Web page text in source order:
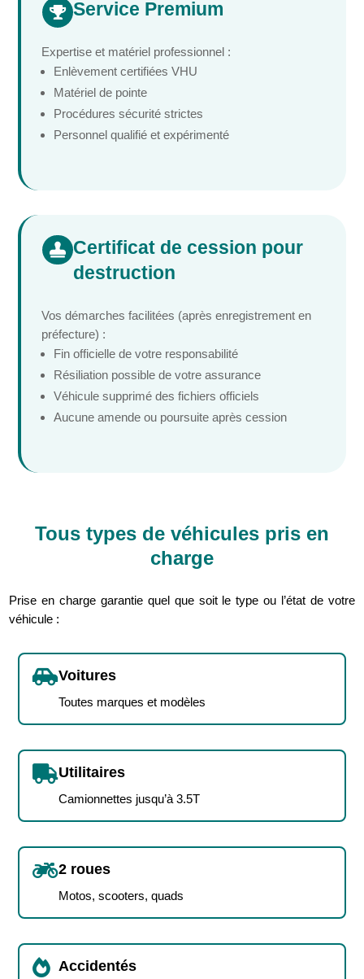
 Service Premium
Expertise et matériel professionnel :
Enlèvement certifiées VHU
Matériel de pointe
Procédures sécurité strictes
Personnel qualifié et expérimenté
 Certificat de cession pour
destruction
Vos démarches facilitées (après enregistrement en
préfecture) :
Fin officielle de votre responsabilité
Résiliation possible de votre assurance
Véhicule supprimé des fichiers officiels
Aucune amende ou poursuite après cession
Tous types de véhicules pris en
charge
Prise en charge garantie quel que soit le type ou l’état de votre
véhicule :
Voitures
Toutes marques et modèles
Utilitaires
Camionnettes jusqu’à 3.5T
2 roues
Motos, scooters, quads
 Accidentés